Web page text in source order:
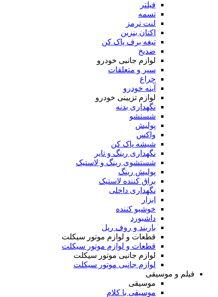
فیلتر
تسمه
لنت ترمز
اکتان بنزین
تیغه برف پاک کن
ضدیخ
لوازم جانبی خودرو
سپر و متعلقات
چراغ
آینه خودرو
لوازم تزیینی خودرو
نگهداری بدنه
شستشو
پولیش
واکس
شیشه پاک کن
نگهداری رینگ و تایر
شستشوی رینگ و لاستیک
پولیش رینگ
براق کننده لاستیک
نگهداری داخلی
ابزار
خوشبو کننده
داشبورد
باربند و روف ریل
قطعات و لوازم موتور سیکلت
قطعات و لوازم موتور سیکلت
لوازم جانبی موتور سیکلت
لوازم جانبی موتور سیکلت
فیلم و موسیقی
موسیقی
موسیقی با کلام